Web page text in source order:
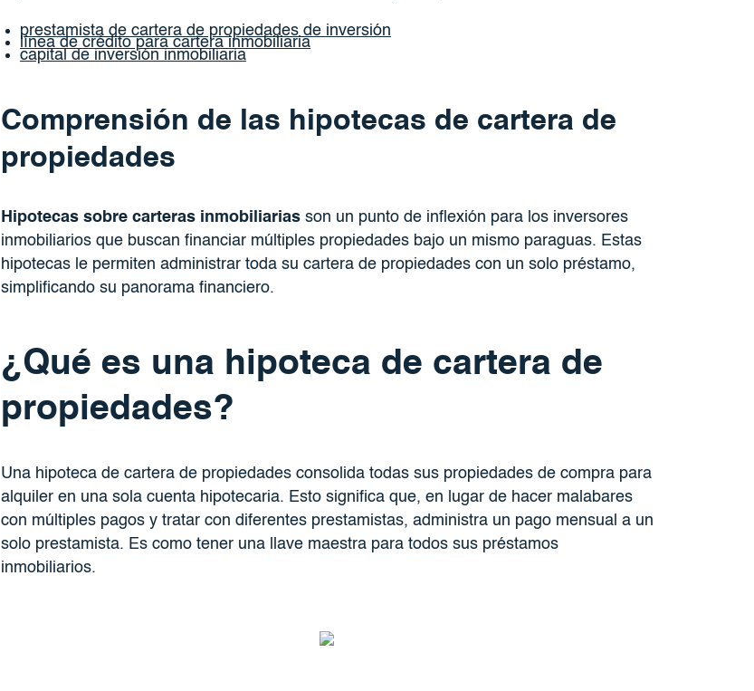
prestamista de cartera de propiedades de inversión
línea de crédito para cartera inmobiliaria
capital de inversión inmobiliaria
Comprensión de las hipotecas de cartera de
propiedades
Hipotecas sobre carteras inmobiliariasson un punto de inflexión para los inversores
inmobiliarios que buscan financiar múltiples propiedades bajo un mismo paraguas. Estas
hipotecas le permiten administrar toda su cartera de propiedades con un solo préstamo,
simplificando su panorama financiero.
¿Qué es una hipoteca de cartera de
propiedades?
Una hipoteca de cartera de propiedades consolida todas sus propiedades de compra para
alquiler en una sola cuenta hipotecaria. Esto significa que, en lugar de hacer malabares
con múltiples pagos y tratar con diferentes prestamistas, administra un pago mensual a un
solo prestamista. Es como tener una llave maestra para todos sus préstamos
inmobiliarios.